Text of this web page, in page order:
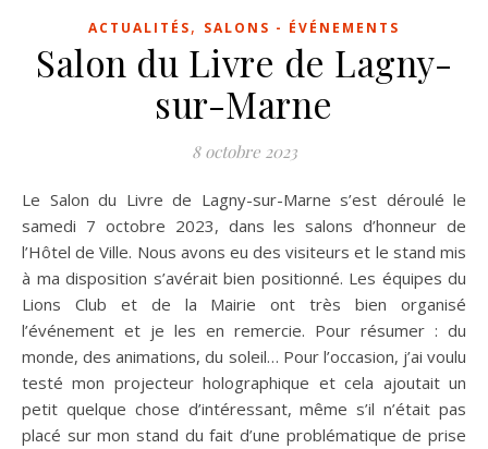
ACTUALITÉS, SALONS - ÉVÉNEMENTS
Salon du Livre de Lagny-
sur-Marne
8 octobre 2023
Le Salon du Livre de Lagny-sur-Marne s’est déroulé le
samedi 7 octobre 2023, dans les salons d’honneur de
l’Hôtel de Ville. Nous avons eu des visiteurs et le stand mis
à ma disposition s’avérait bien positionné. Les équipes du
Lions Club et de la Mairie ont très bien organisé
l’événement et je les en remercie. Pour résumer : du
monde, des animations, du soleil… Pour l’occasion, j’ai voulu
testé mon projecteur holographique et cela ajoutait un
petit quelque chose d’intéressant, même s’il n’était pas
placé sur mon stand du fait d’une problématique de prise